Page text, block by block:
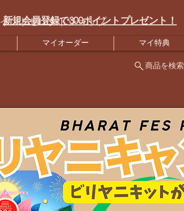
インドセレクトショップ
新規会員登録で300ポイントプレゼント！
商品を検索
マイオーダー マイ特典